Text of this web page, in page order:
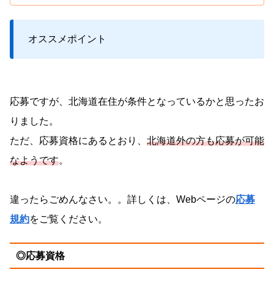
オススメポイント
応募ですが、北海道在住が条件となっているかと思ったお
りました。
ただ、応募資格にあるとおり、 北海道外の方も応募が可能
なようです。
違ったらごめんなさい。。詳しくは、Webページの応募
規約をご覧ください。
◎応募資格